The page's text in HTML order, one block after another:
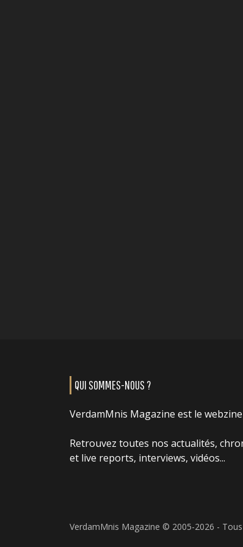
QUI SOMMES-NOUS ?
VerdamMnis Magazine est le
Retrouvez toutes nos actualités,
et live reports, interviews, vidéos...
VerdamMnis Magazine © 2005-2026 -